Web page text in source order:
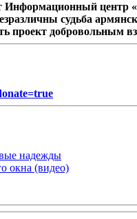
центр
судьба
проект добровольным
надежды
окна (видео)